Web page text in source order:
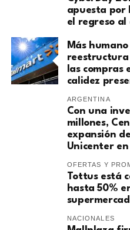
apuesta por
el regreso al
Más
las compras
calidez
ARGENTINA
Con una
millones,
expansión
Unicenter
OFERTAS Y
Tottus está
hasta 50%
NACIONALES